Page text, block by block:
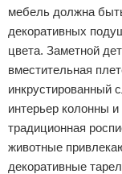
мебель должна
декоративных
цвета. Заметной
вместительная
инкрустированный
интерьер колонны и
традиционная
животные
декоративные